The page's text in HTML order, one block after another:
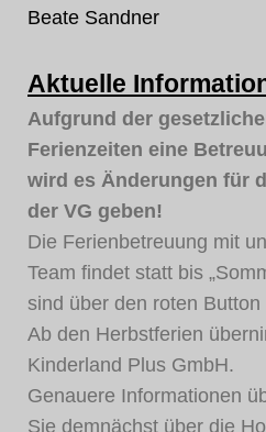
Beate Sandner
Aktuelle
Aufgrund der
Ferienzeiten eine
wird es Änderungen für
der VG geben!
Die Ferienbetreuung mit
Team findet statt bis
sind über den roten
Ab den Herbstferien
Kinderland Plus GmbH.
Genauere Informationen
Sie demnächst über die